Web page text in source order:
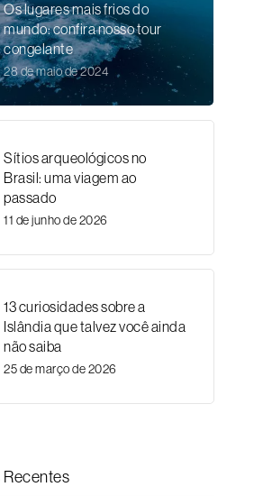
Os lugares mais frios do
mundo: confira nosso tour
congelante
28 de maio de 2024
Sítios arqueológicos no
Brasil: uma viagem ao
passado
11 de junho de 2026
13 curiosidades sobre a
Islândia que talvez você ainda
não saiba
25 de março de 2026
Recentes